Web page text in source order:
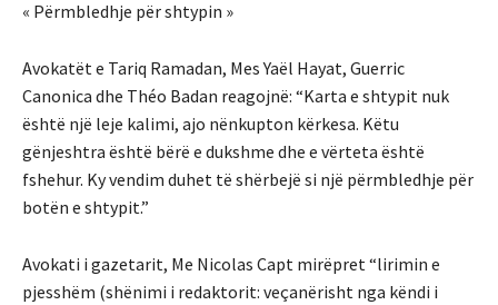
« Përmbledhje për shtypin »
Avokatët e Tariq Ramadan, Mes Yaël Hayat, Guerric
Canonica dhe Théo Badan reagojnë: “Karta e shtypit nuk
është një leje kalimi, ajo nënkupton kërkesa. Këtu
gënjeshtra është bërë e dukshme dhe e vërteta është
fshehur. Ky vendim duhet të shërbejë si një përmbledhje për
botën e shtypit.”
Avokati i gazetarit, Me Nicolas Capt mirëpret “lirimin e
pjesshëm (shënimi i redaktorit: veçanërisht nga këndi i